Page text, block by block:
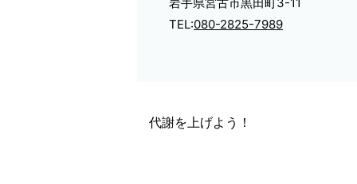
TEL:080-2825-7989
代謝を上げよう！